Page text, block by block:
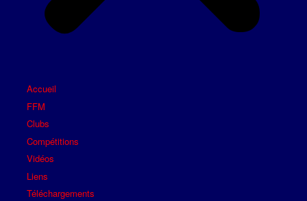
Accueil
FFM
Clubs
Compétitions
Vidéos
Liens
Téléchargements